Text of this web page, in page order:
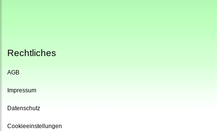
Rechtliches
AGB
Impressum
Datenschutz
Cookieeinstellungen